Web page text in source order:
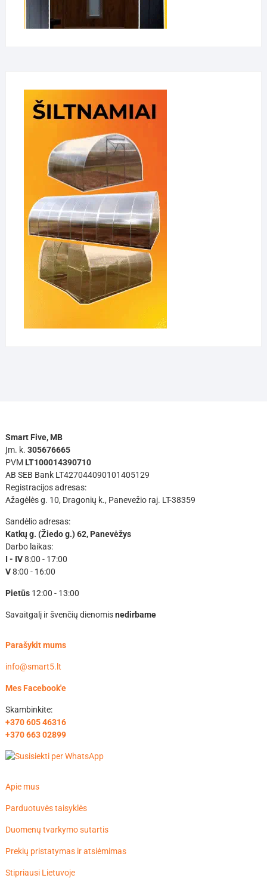
Smart Five, MB
Įm. k. 305676665
PVM LT100014390710
AB SEB Bank LT427044090101405129
Registracijos adresas:
Ažagėlės g. 10, Dragonių k., Panevežio raj. LT-38359
Sandėlio adresas:
Katkų g. (Žiedo g.) 62, Panevėžys
Darbo laikas:
I - IV8:00 - 17:00
V8:00 - 16:00
Pietūs12:00 - 13:00
Savaitgalį ir švenčių dienomisnedirbame
Parašykit mums
info@smart5.lt
Mes Facebook'e
Skambinkite:
+370 605 46316
+370 663 02899
Apie mus
Parduotuvės taisyklės
Duomenų tvarkymo sutartis
Prekių pristatymas ir atsiėmimas
Stipriausi Lietuvoje